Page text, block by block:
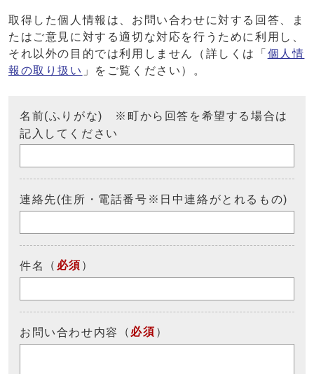
取得した個人情報は、お問い合わせに対する回答、ま
たはご意見に対する適切な対応を行うために利用し、
それ以外の目的では利用しません（詳しくは「 個人情
報の取り扱い 」をご覧ください）。
名前(ふりがな) ※町から回答を希望する場合は
記入してください
連絡先(住所・電話番号※日中連絡がとれるもの)
件名 （ 必須 ）
お問い合わせ内容 （ 必須 ）